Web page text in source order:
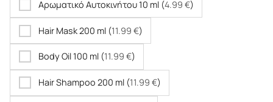
Αρωματικό Αυτοκινήτου 10 ml (4.99 €)
Hair Mask 200 ml (11.99 €)
Body Oil 100 ml (11.99 €)
Hair Shampoo 200 ml (11.99 €)